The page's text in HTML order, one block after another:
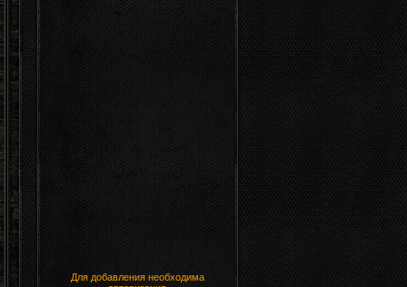
Для добавления необходима